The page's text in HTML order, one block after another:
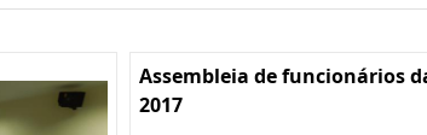
Assembleia de funcionários
2017